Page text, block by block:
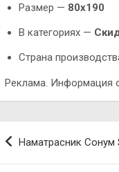
Размер — 80х190
В категориях —
Страна
Реклама. Информация
Наматрасник Сонум